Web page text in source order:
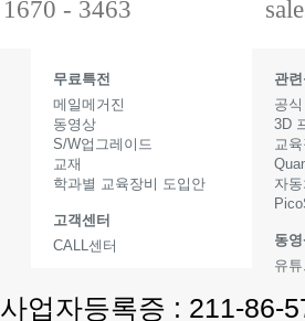
1670 - 3463
무료특전
메일메거진
동영상
S/W업그레이드
교재
학과별 교육장비 도입안
고객센터
CALL센터
관
공
3D
교
자
동
유
사업자등록증 : 211-86-